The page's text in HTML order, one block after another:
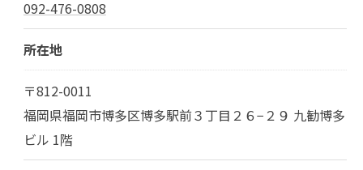
092-476-0808
所在地
〒812-0011
福岡県福岡市博多区博多駅前３丁目２６−２９ 九勧博多
ビル 1階